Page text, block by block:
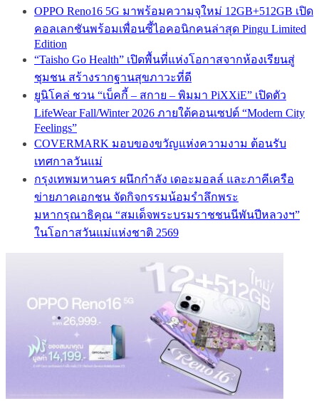
OPPO Reno16 5G มาพร้อมความจุใหม่ 12GB+512GB เปิด
คอลเลกชันพร้อมเพื่อนซี้ไอคอนิกคนล่าสุด Pingu Limited
Edition
“Taisho Go Health” เปิดพื้นที่แห่งโอกาสจากห้องเรียนสู่
ชุมชน สร้างรากฐานสุขภาวะที่ดี
ยูนิโคล่ ชวน “เบ็คกี้ – สกาย – พิมมา PiXXiE” เปิดตัว
LifeWear Fall/Winter 2026 ภายใต้คอนเซปต์ “Modern City
Feelings”
COVERMARK มอบของขวัญแห่งความงาม ต้อนรับ
เทศกาลวันแม่
กรุงเทพมหานคร ผนึกกำลัง เดอะมอลล์ และภาคีเครือ
ข่ายภาคเอกชน จัดกิจกรรมน้อมรำลึกพระ
มหากรุณาธิคุณ “สมเด็จพระบรมราชชนนีพันปีหลวงฯ”
ในโอกาสวันแม่แห่งชาติ 2569